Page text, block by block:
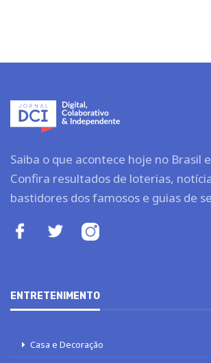
Saiba o que acontece hoje no Brasil
Confira resultados de loterias,
bastidores dos famosos e guias de
ENTRETENIMENTO
Casa e Decoração